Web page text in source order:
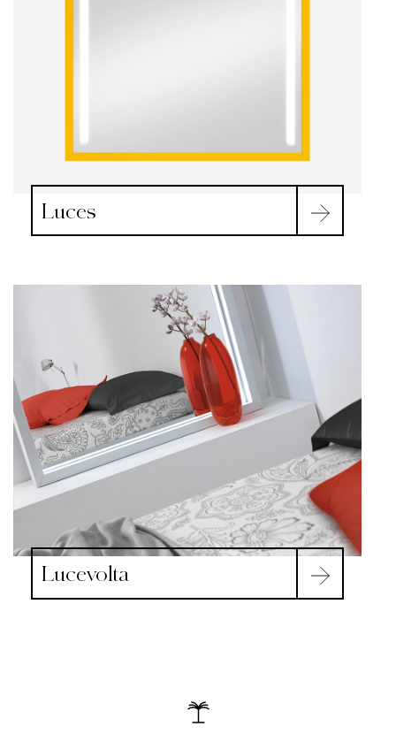
Luces
Lucevolta